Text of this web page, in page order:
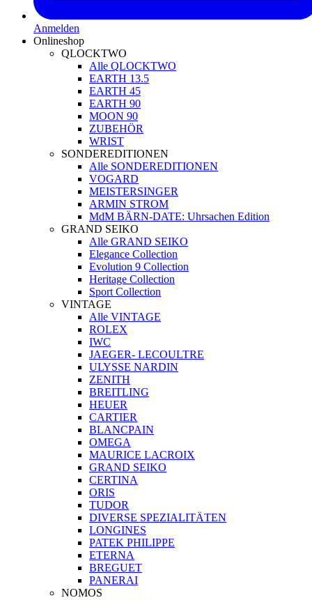
Anmelden
Onlineshop
QLOCKTWO
Alle QLOCKTWO
EARTH 13.5
EARTH 45
EARTH 90
MOON 90
ZUBEHÖR
WRIST
SONDEREDITIONEN
Alle SONDEREDITIONEN
VOGARD
MEISTERSINGER
ARMIN STROM
MdM BÄRN-DATE: Uhrsachen Edition
GRAND SEIKO
Alle GRAND SEIKO
Elegance Collection
Evolution 9 Collection
Heritage Collection
Sport Collection
VINTAGE
Alle VINTAGE
ROLEX
IWC
JAEGER- LECOULTRE
ULYSSE NARDIN
ZENITH
BREITLING
HEUER
CARTIER
BLANCPAIN
OMEGA
MAURICE LACROIX
GRAND SEIKO
CERTINA
ORIS
TUDOR
DIVERSE SPEZIALITÄTEN
LONGINES
PATEK PHILIPPE
ETERNA
BREGUET
PANERAI
NOMOS